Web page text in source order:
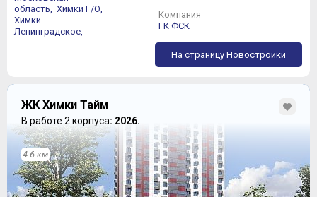
область, Химки Г/О,
Химки
Ленинградское,
Компания
ГК ФСК
На страницу Новостройки
ЖК Химки Тайм
В работе 2 корпуса: 2026.
4.6 км